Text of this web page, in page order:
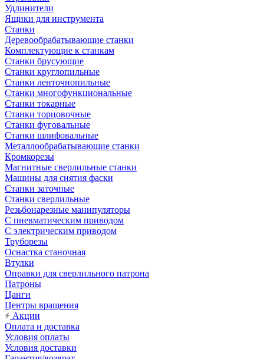
Удлинители
Ящики для инструмента
Станки
Деревообрабатывающие станки
Комплектующие к станкам
Станки брусующие
Станки круглопильные
Станки ленточнопильные
Станки многофункциональные
Станки токарные
Станки торцовочные
Станки фуговальные
Станки шлифовальные
Металлообрабатывающие станки
Кромкорезы
Магнитные сверлильные станки
Машины для снятия фаски
Станки заточные
Станки сверлильные
Резьбонарезные манипуляторы
С пневматическим приводом
С электрическим приводом
Труборезы
Оснастка станочная
Втулки
Оправки для сверлильного патрона
Патроны
Цанги
Центры вращения
Акции
Оплата и доставка
Условия оплаты
Условия доставки